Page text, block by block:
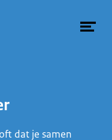
dat je samen